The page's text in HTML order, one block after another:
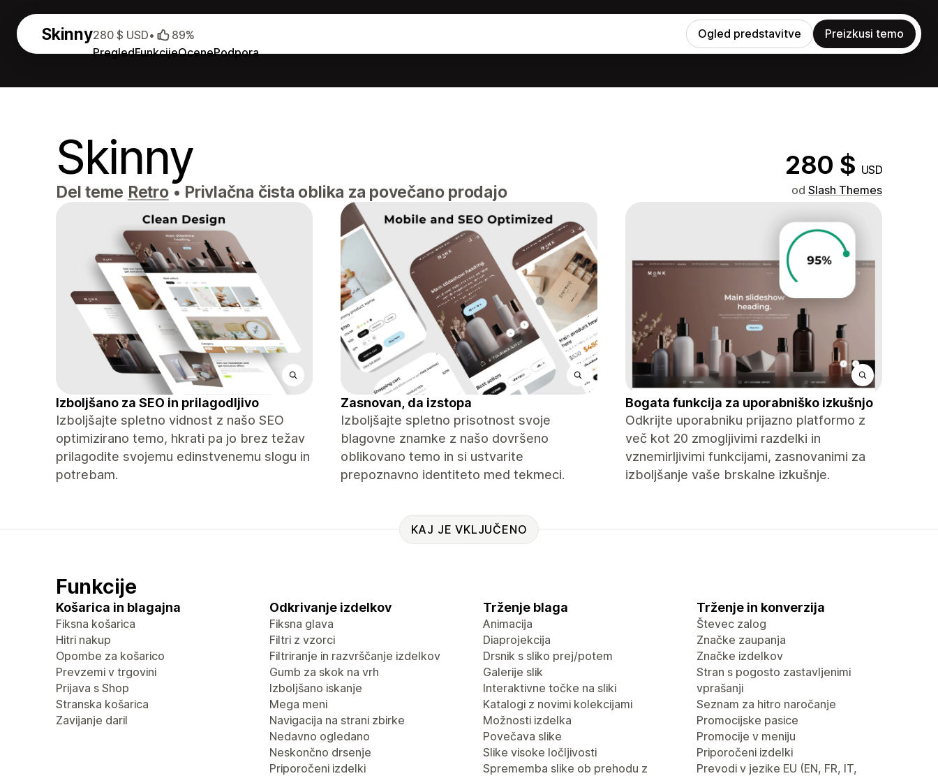
Skinny
PregledFunkcijeOcenePodpora
280 $ USD• 89% Ogled predstavitve Preizkusi temo
Skinny 280 $ USD
Del teme Retro • Privlačna čista oblika za povečano prodajo od Slash Themes
Izboljšano za SEO in prilagodljivo
Izboljšajte spletno vidnost z našo SEO
optimizirano temo, hkrati pa jo brez težav
prilagodite svojemu edinstvenemu slogu in
potrebam.
Zasnovan, da izstopa
Izboljšajte spletno prisotnost svoje
blagovne znamke z našo dovršeno
oblikovano temo in si ustvarite
prepoznavno identiteto med tekmeci.
Bogata funkcija za uporabniško izkušnjo
Odkrijte uporabniku prijazno platformo z
več kot 20 zmogljivimi razdelki in
vznemirljivimi funkcijami, zasnovanimi za
izboljšanje vaše brskalne izkušnje.
KAJ JE VKLJUČENO
Funkcije
Košarica in blagajna
Fiksna košarica
Hitri nakup
Opombe za košarico
Prevzemi v trgovini
Prijava s Shop
Stranska košarica
Zavijanje daril
Odkrivanje izdelkov
Fiksna glava
Filtri z vzorci
Filtriranje in razvrščanje izdelkov
Gumb za skok na vrh
Izboljšano iskanje
Mega meni
Navigacija na strani zbirke
Nedavno ogledano
Neskončno drsenje
Priporočeni izdelki
Trženje blaga
Animacija
Diaprojekcija
Drsnik s sliko prej/potem
Galerije slik
Interaktivne točke na sliki
Katalogi z novimi kolekcijami
Možnosti izdelka
Povečava slike
Slike visoke ločljivosti
Sprememba slike ob prehodu z
Trženje in konverzija
Števec zalog
Značke zaupanja
Značke izdelkov
Stran s pogosto zastavljenimi
vprašanji
Seznam za hitro naročanje
Promocijske pasice
Promocije v meniju
Priporočeni izdelki
Prevodi v jezike EU (EN, FR, IT,